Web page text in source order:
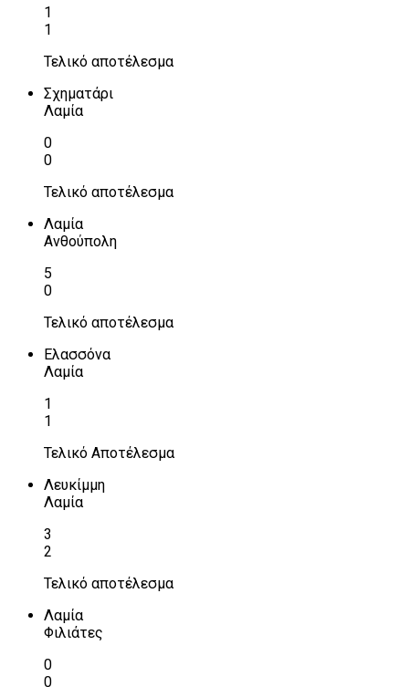
1
1
Τελικό αποτέλεσμα
Σχηματάρι
Λαμία
0
0
Τελικό αποτέλεσμα
Λαμία
Ανθούπολη
5
0
Τελικό αποτέλεσμα
Ελασσόνα
Λαμία
1
1
Τελικό Αποτέλεσμα
Λευκίμμη
Λαμία
3
2
Τελικό αποτέλεσμα
Λαμία
Φιλιάτες
0
0